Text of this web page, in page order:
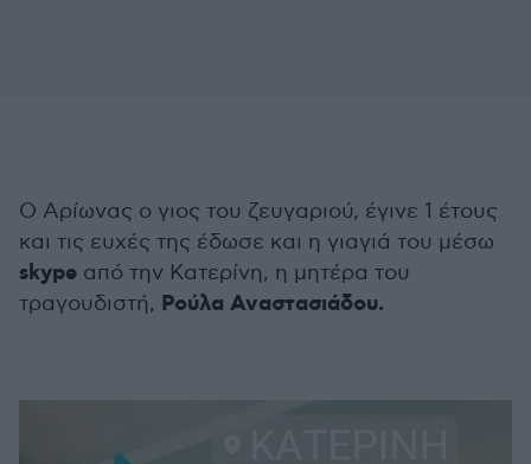
Ο Αρίωνας ο γιος του ζευγαριού, έγινε 1 έτους
και τις ευχές της έδωσε και η γιαγιά του μέσω
skype από την Κατερίνη, η μητέρα του
τραγουδιστή, Ρούλα Αναστασιάδου.